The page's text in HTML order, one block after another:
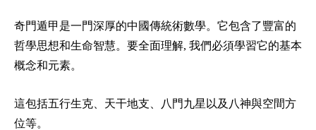
奇門遁甲是一門深厚的中國傳統術數學。它包含了豐富的
哲學思想和生命智慧。要全面理解, 我們必須學習它的基本
概念和元素。
這包括五行生克、天干地支、八門九星以及八神與空間方
位等。